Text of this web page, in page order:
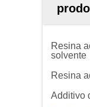
Resina
solvente
Resina
Additivo